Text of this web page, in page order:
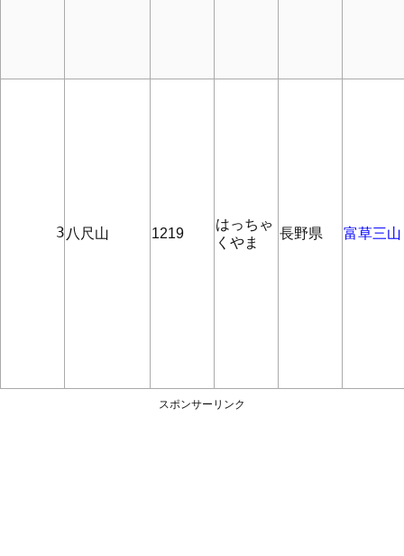
      3
八尺山 1219
はっちゃ
くやま
長野県 富草三山
スポンサーリンク